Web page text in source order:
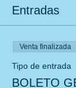
Entradas
Venta finalizada
Tipo de entrada
BOLETO